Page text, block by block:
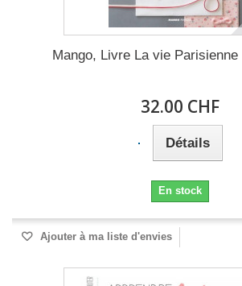
Mango, Livre La vie Parisienne
32.00 CHF
Détails
En stock
Ajouter à ma liste d'envies